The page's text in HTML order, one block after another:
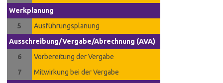
Werkplanung
5
Ausführungsplanung
Ausschreibung/Vergabe/Abrechnung (AVA)
6
Vorbereitung der Vergabe
7
Mitwirkung bei der Vergabe